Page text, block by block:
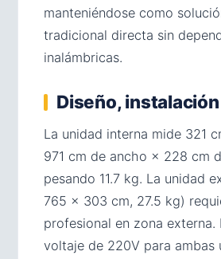
manteniéndose como
tradicional directa sin
inalámbricas.
Diseño,
La unidad interna mide 321
971 cm de ancho × 228 cm
pesando 11.7 kg. La unidad
765 × 303 cm, 27.5 kg)
profesional en zona externa.
voltaje de 220V para ambas